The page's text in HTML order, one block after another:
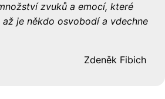
zvuků a emocí, které
je někdo osvobodí a vdechne
Zdeněk Fibich